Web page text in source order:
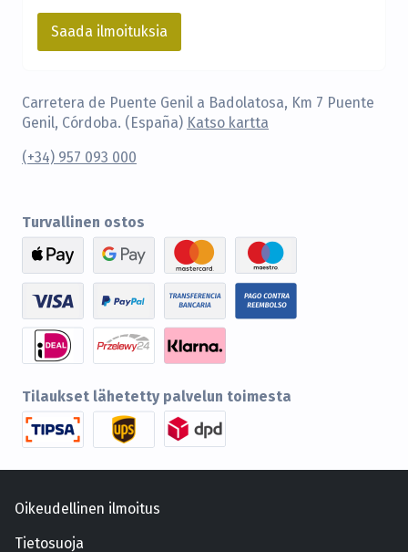
Carretera de Puente Genil a Badolatosa, Km 7 Puente
Genil, Córdoba. (España) Katso kartta
(+34) 957 093 000
Turvallinen ostos
Tilaukset lähetetty palvelun toimesta
Oikeudellinen ilmoitus
Tietosuoja